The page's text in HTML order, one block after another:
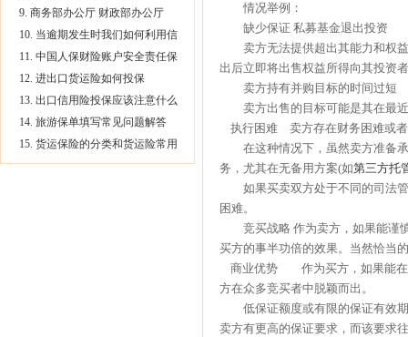
9. 商务部办公厅 财政部办公厅
10. 当逾期发生时我们如何利用信
11. 中国人保财险账户安全责任保
12. 进出口货运险如何投保
13. 出口信用险投保应该注意什么
14. 旅游保单填写常见问题解答
15. 货运保险的分类和货运险常用
情况举例：
缺少保证 私募基金退出投资
卖方无法提供超出其能力和权益
出后立即将出售权益所得向其投资
卖方持有并购目标的时间过短
卖方出售的目标可能是其在最近
执行困难 卖方存在财务困难或者
在这种情况下，虽然卖方准备承
务，尤其在无备用方案(如第三方托
如果买卖双方处于不同的司法管
困难。
竞买战略 作为卖方，如果能谨慎
买方的事半功倍的效果。当然恰当
商业优势 作为买方，如果能在
方在众多竞买者中脱颖而出。
低保证额度或有限的保证有效期
卖方有更高的保证要求，而该要求